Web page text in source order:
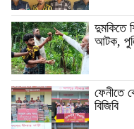
দুমকিতে
আটক,
ফেনীতে
বিজিবি